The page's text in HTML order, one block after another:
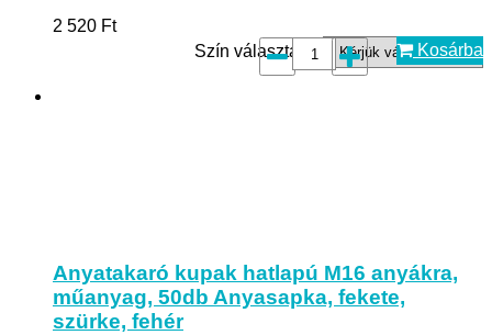
2 520 Ft
Szín választás*:
Kosárba
Anyatakaró kupak hatlapú M16 anyákra,
műanyag, 50db Anyasapka, fekete,
szürke, fehér